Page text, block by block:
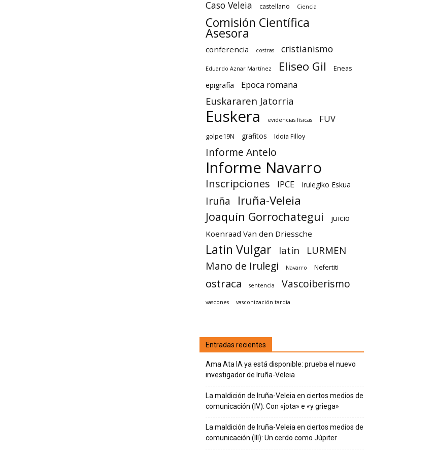
Caso Veleia castellano Ciencia
Comisión Científica
Asesora
conferencia costras cristianismo
Eduardo Aznar Martínez Eliseo Gil Eneas
epigrafía Epoca romana
Euskararen Jatorria
Euskera evidencias físicas FUV
golpe19N grafitos Idoia Filloy
Informe Antelo
Informe Navarro
Inscripciones IPCE Irulegiko Eskua
Iruña Iruña-Veleia
Joaquín Gorrochategui
juicio
Koenraad Van den Driessche
Latin Vulgar latín LURMEN
Mano de Irulegi Navarro Nefertiti
ostraca sentencia Vascoiberismo
vascones vasconización tardía
Entradas recientes
Ama Ata IA ya está disponible: prueba el nuevo
investigador de Iruña-Veleia
La maldición de Iruña-Veleia en ciertos medios de
comunicación (IV): Con «jota» e «y griega»
La maldición de Iruña-Veleia en ciertos medios de
comunicación (III): Un cerdo como Júpiter